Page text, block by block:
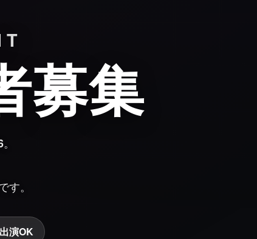
募集
。
。
演OK